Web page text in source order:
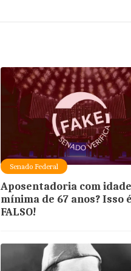
Senado Federal
Aposentadoria com idade
mínima de 67 anos? Isso é
FALSO!